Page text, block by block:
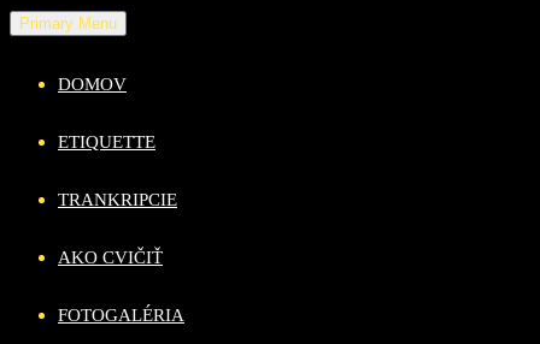
Primary Menu
DOMOV
ETIQUETTE
TRANKRIPCIE
AKO CVIČIŤ
FOTOGALÉRIA